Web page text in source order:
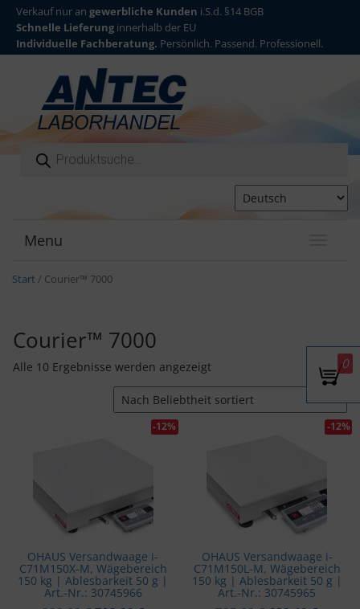
Verkauf nur an gewerbliche Kunden i.S.d. §14 BGB
Schnelle Lieferung innerhalb der EU
Individuelle Fachberatung. Persönlich. Passend. Professionell.
Products search
v
g
a
Menu
Start / Courier™ 7000
Courier™ 7000
Alle 10 Ergebnisse werden angezeigtNach Beliebtheit sortiert
-12%
OHAUS Versandwaage i-
C71M150X-M, Wägebereich
150 kg | Ablesbarkeit 50 g |
Art.-Nr.: 30745966
-12%
OHAUS Versandwaage i-
C71M150L-M, Wägebereich
150 kg | Ablesbarkeit 50 g |
Art.-Nr.: 30745965
0